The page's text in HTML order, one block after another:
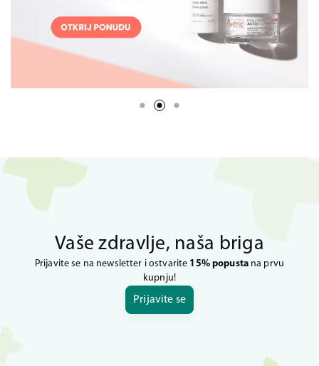
Vaše zdravlje, naša briga
Prijavite se na newsletter i ostvarite 15% popustana prvu
kupnju!
Prijavite se